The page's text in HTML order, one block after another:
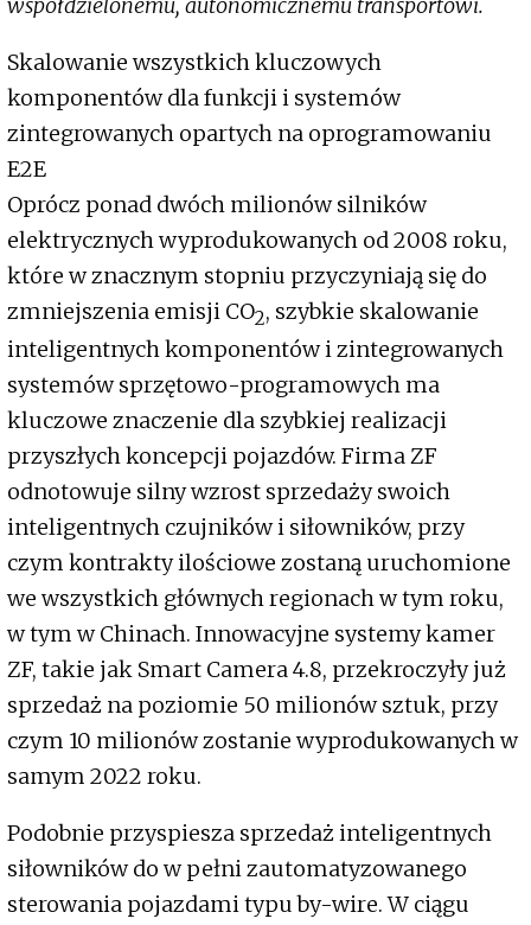
Skalowanie wszystkich kluczowych
komponentów dla funkcji i systemów
zintegrowanych opartych na oprogramowaniu
E2E
Oprócz ponad dwóch milionów silników
elektrycznych wyprodukowanych od 2008 roku,
które w znacznym stopniu przyczyniają się do
zmniejszenia emisji CO2, szybkie skalowanie
inteligentnych komponentów i zintegrowanych
systemów sprzętowo-programowych ma
kluczowe znaczenie dla szybkiej realizacji
przyszłych koncepcji pojazdów. Firma ZF
odnotowuje silny wzrost sprzedaży swoich
inteligentnych czujników i siłowników, przy
czym kontrakty ilościowe zostaną uruchomione
we wszystkich głównych regionach w tym roku,
w tym w Chinach. Innowacyjne systemy kamer
ZF, takie jak Smart Camera 4.8, przekroczyły już
sprzedaż na poziomie 50 milionów sztuk, przy
czym 10 milionów zostanie wyprodukowanych w
samym 2022 roku.
Podobnie przyspiesza sprzedaż inteligentnych
siłowników do w pełni zautomatyzowanego
sterowania pojazdami typu by-wire. W ciągu